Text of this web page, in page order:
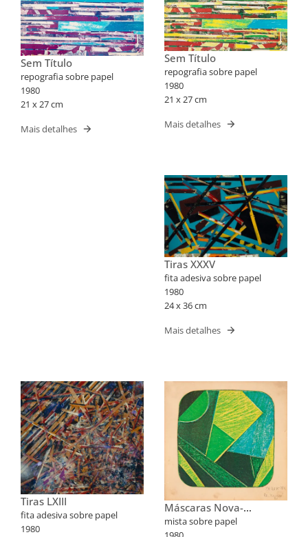
Sem Título
repografia sobre papel
1980
21 x 27 cm
Mais detalhes
Sem Título
repografia sobre papel
1980
21 x 27 cm
Mais detalhes
Tiras XXXV
fita adesiva sobre papel
1980
24 x 36 cm
Mais detalhes
Tiras LXIII
fita adesiva sobre papel
1980
Máscaras Nova-
Iorquinas II
mista sobre papel